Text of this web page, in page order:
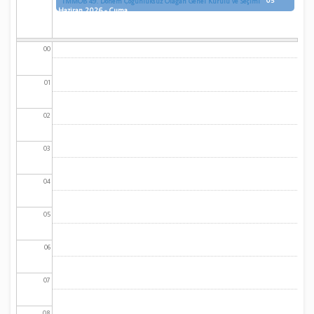
Haziran 2026 - Cuma
00
01
02
03
04
05
06
07